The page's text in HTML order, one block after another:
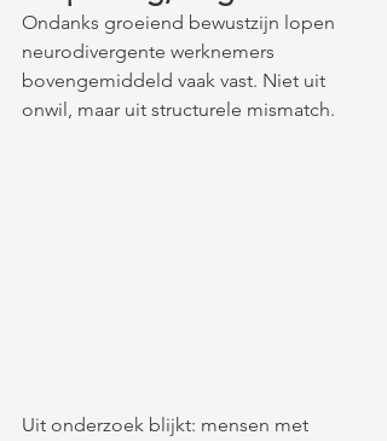
Ondanks groeiend bewustzijn lopen
neurodivergente werknemers
bovengemiddeld vaak vast. Niet uit
onwil, maar uit structurele mismatch.
Uit onderzoek blijkt: mensen met